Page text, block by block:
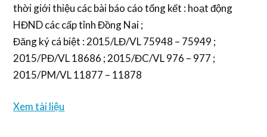
thời giới thiệu các bài báo cáo tổng kết : hoạt động
HĐND các cấp tỉnh Đồng Nai ;
Đăng ký cá biệt : 2015/LĐ/VL 75948 – 75949 ;
2015/PĐ/VL 18686 ; 2015/ĐC/VL 976 – 977 ;
2015/PM/VL 11877 – 11878
Xem tài liệu